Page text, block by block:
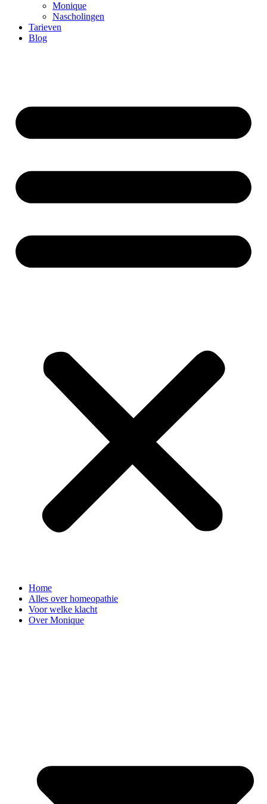
Monique
Nascholingen
Tarieven
Blog
Home
Alles over homeopathie
Voor welke klacht
Over Monique